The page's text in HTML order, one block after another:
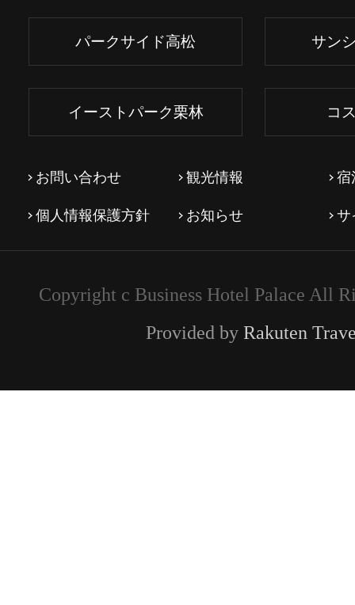
パークサイド高松 サン
イーストパーク栗林 コ
お問い合わせ 観光情報 宿
個人情報保護方針 お知らせ サ
Copyright c Business Hotel Palace All
Provided by Rakuten